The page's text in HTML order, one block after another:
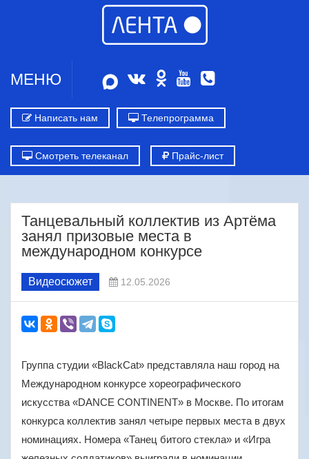
МЕНЮ
Написать нам Телепрограмма
Смотреть телеканал Прайс-лист
Танцевальный коллектив из Артёма
занял призовые места в
международном конкурсе
Видеосюжет 12.05.2026
Группа студии «BlackCat» представляла наш город на
Международном конкурсе хореографического
искусства «DANCE CONTINENT» в Москве. По итогам
конкурса коллектив занял четыре первых места в двух
номинациях. Номера «Танец битого стекла» и «Игра